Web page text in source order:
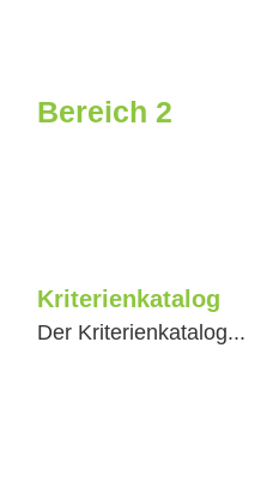
Bereich 2
Kriterienkatalog
Der Kriterienkatalog...